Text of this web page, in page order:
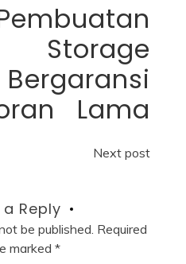
Lama
Next post
a Reply
be published. Required
marked*